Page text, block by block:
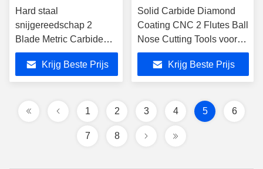
Hard staal
snijgereedschap 2
Blade Metric Carbide
Freesmachine met
metalen bal neus Grafiet
eindmolen
Krijg Beste Prijs
Solid Carbide Diamond
Coating CNC 2 Flutes Ball
Nose Cutting Tools voor
grafiet
Krijg Beste Prijs
1 2 3 4 5 6
7 8